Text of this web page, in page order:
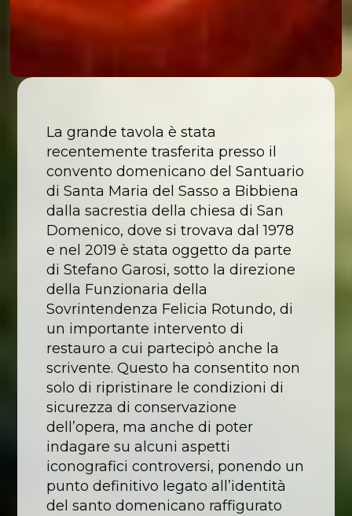
La grande tavola è stata
recentemente trasferita presso il
convento domenicano del Santuario
di Santa Maria del Sasso a Bibbiena
dalla sacrestia della chiesa di San
Domenico, dove si trovava dal 1978
e nel 2019 è stata oggetto da parte
di Stefano Garosi, sotto la direzione
della Funzionaria della
Sovrintendenza Felicia Rotundo, di
un importante intervento di
restauro a cui partecipò anche la
scrivente. Questo ha consentito non
solo di ripristinare le condizioni di
sicurezza di conservazione
dell’opera, ma anche di poter
indagare su alcuni aspetti
iconografici controversi, ponendo un
punto definitivo legato all’identità
del santo domenicano raffigurato